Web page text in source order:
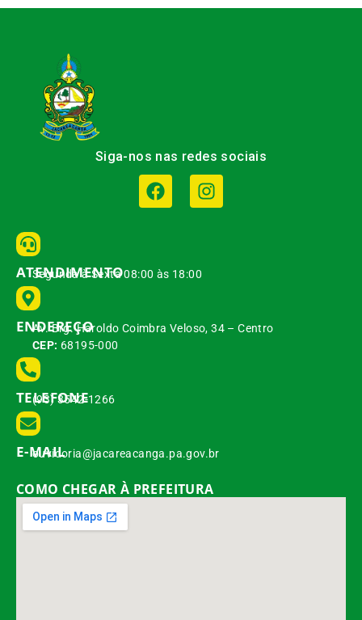
Siga-nos nas redes sociais
ATENDIMENTO
Segunda à Sexta 08:00 às 18:00
ENDEREÇO
Av. Brg. Haroldo Coimbra Veloso, 34 – Centro
CEP: 68195-000
TELEFONE
(93) 3542-1266
E-MAIL
ouvidoria@jacareacanga.pa.gov.br
COMO CHEGAR À PREFEITURA